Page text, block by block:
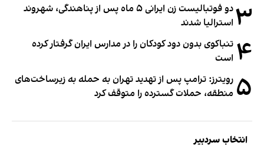
۳
دو فوتبالیست زن ایرانی ۵ ماه پس از پناهندگی، شهروند
استرالیا شدند
۴ تنباکوی بدون دود کودکان را در مدارس ایران گرفتار کرده
است
۵ رویترز: ترامپ پس از تهدید تهران به حمله به زیرساخت‌های
منطقه، حملات گسترده را متوقف کرد
انتخاب سردبیر